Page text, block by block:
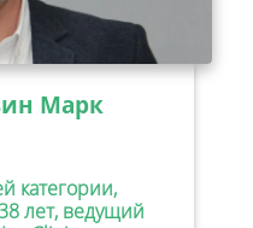
Марк
категории,
лет, ведущий